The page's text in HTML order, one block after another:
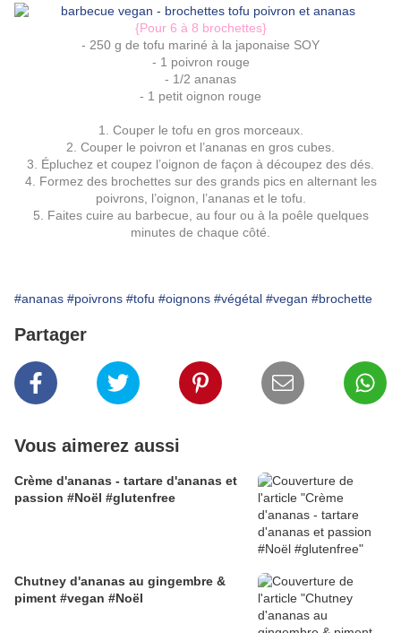
{Pour 6 à 8 brochettes}
- 250 g de tofu mariné à la japonaise SOY
- 1 poivron rouge
- 1/2 ananas
- 1 petit oignon rouge
1. Couper le tofu en gros morceaux.
2. Couper le poivron et l’ananas en gros cubes.
3. Épluchez et coupez l’oignon de façon à découpez des dés.
4. Formez des brochettes sur des grands pics en alternant les
poivrons, l’oignon, l’ananas et le tofu.
5. Faites cuire au barbecue, au four ou à la poêle quelques
minutes de chaque côté.
#ananas #poivrons #tofu #oignons #végétal #vegan #brochette
Partager
Vous aimerez aussi
Crème d'ananas - tartare d'ananas et
passion #Noël #glutenfree
Chutney d'ananas au gingembre &
piment #vegan #Noël